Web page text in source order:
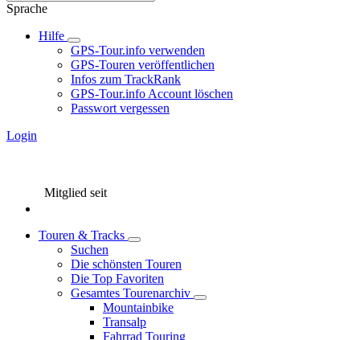
Sprache
Hilfe
GPS-Tour.info verwenden
GPS-Touren veröffentlichen
Infos zum TrackRank
GPS-Tour.info Account löschen
Passwort vergessen
Login
Mitglied seit
Touren & Tracks
Suchen
Die schönsten Touren
Die Top Favoriten
Gesamtes Tourenarchiv
Mountainbike
Transalp
Fahrrad Touring